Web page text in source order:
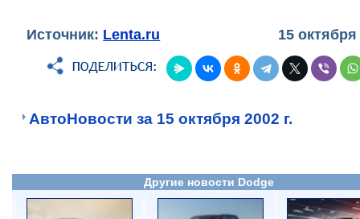
Источник: Lenta.ru 15 октября
АвтоНовости за 15 октября 2002 г.
Другие новости Dodge